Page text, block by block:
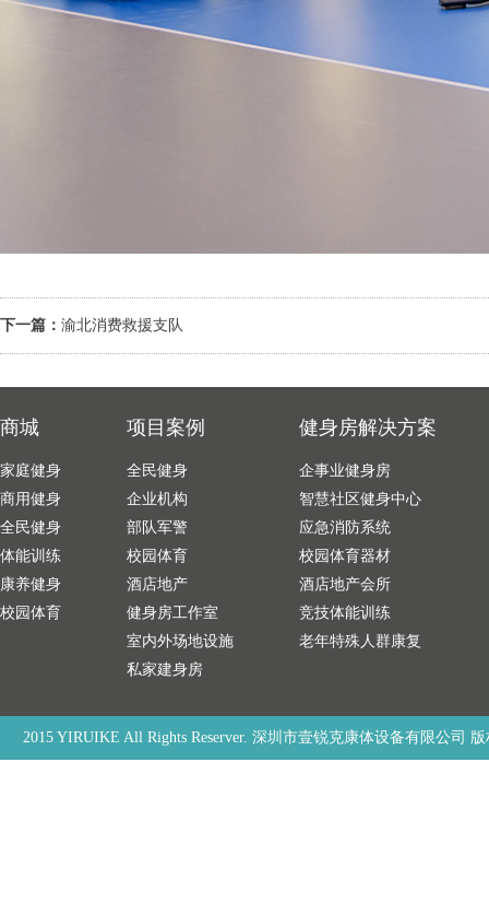
下一篇： 渝北消费救援支队
商城
家庭健身
商用健身
全民健身
体能训练
康养健身
校园体育
项目案例
全民健身
企业机构
部队军警
校园体育
酒店地产
健身房工作室
室内外场地设施
私家建身房
健身房解决方案
企事业健身房
智慧社区健身中心
应急消防系统
校园体育器材
酒店地产会所
竞技体能训练
老年特殊人群康复
2015 YIRUIKE All Rights Reserver. 深圳市壹锐克康体设备有限公司